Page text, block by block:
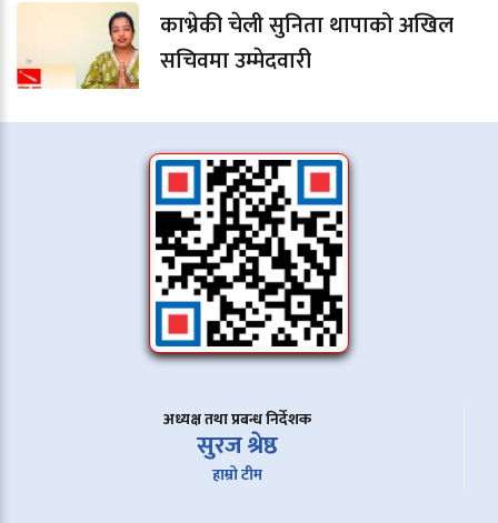
काभ्रेकी चेली सुनिता थापाको अखिल
सचिवमा उम्मेदवारी
अध्यक्ष तथा प्रबन्ध निर्देशक
सुरज श्रेष्ठ
हाम्रो टीम